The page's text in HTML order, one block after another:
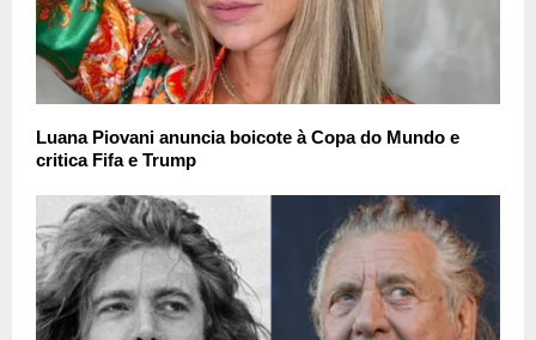
Luana Piovani anuncia boicote à Copa do Mundo e
critica Fifa e Trump